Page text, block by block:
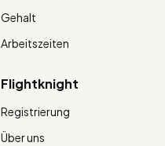
Gehalt
Arbeitszeiten
Flightknight
Registrierung
Über uns